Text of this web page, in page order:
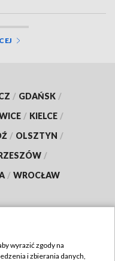
/ GDAŃSK /
/ KIELCE /
/ OLSZTYN /
/
/ WROCŁAW
wyrazić zgody na
i zbierania danych,